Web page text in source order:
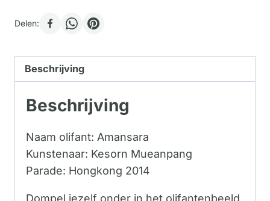
Delen:
Beschrijving
Beschrijving
Naam olifant: Amansara
Kunstenaar: Kesorn Mueanpang
Parade: Hongkong 2014
Dompel jezelf onder in het olifantenbeeld